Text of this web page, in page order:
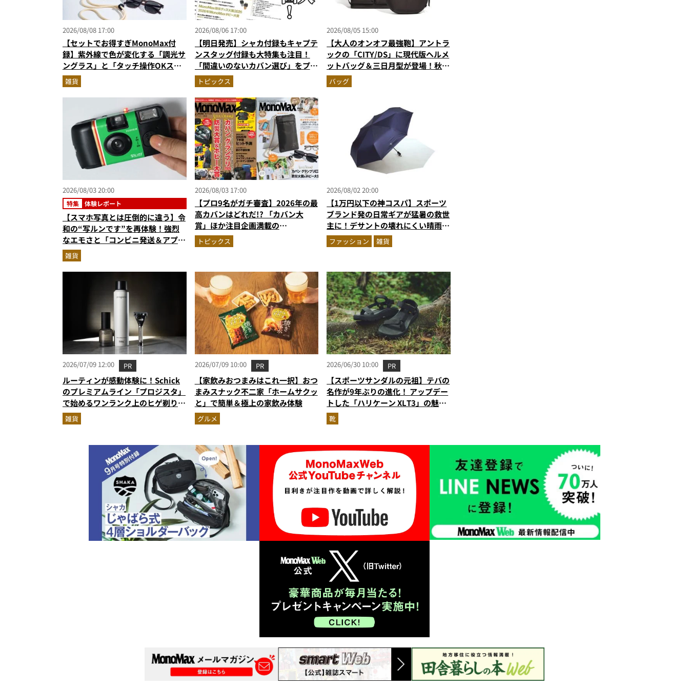
2026/08/08 17:00
【セットでお得すぎMonoMax付
録】紫外線で色が変化する「調光サ
ングラス」と「タッチ操作OKスマ
ホポーチ」の豪華セットが登場！
雑貨
2026/08/06 17:00
【明日発売】シャカ付録もキャプテ
ンスタッグ付録も大特集も注目！
「間違いのないカバン選び」をプロ
がジャッジ・MonoMax9月号の目
次を公開
トピックス
2026/08/05 15:00
【大人のオンオフ最強鞄】アントラ
ックの「CITY/DS」に現代版ヘルメ
ットバッグ＆三日月型が登場！秋服
に絶対合う新色モールブラウンが傑
作
バッグ
2026/08/03 20:00
特集 体験レポート
【スマホ写真とは圧倒的に違う】令
和の“写ルンです”を再体験！強烈
なエモさと「コンビニ発送＆アプリ
受け取り」が唯一無二で楽しすぎた
雑貨
2026/08/03 17:00
【プロ9名がガチ審査】2026年の最
高カバンはどれだ!? 「カバン大
賞」ほか注目企画満載の
MonoMax9月号＆増刊の表紙を速
報
トピックス
2026/08/02 20:00
【1万円以下の神コスパ】スポーツ
ブランド発の日常ギアが猛暑の救世
主に！デサントの壊れにくい晴雨兼
用傘ほかを徹底解説
ファッション 雑貨
2026/07/09 12:00 PR
ルーティンが感動体験に！Schick
のプレミアムライン「プロジスタ」
で始めるワンランク上のヒゲ剃り習
慣
雑貨
2026/07/09 10:00 PR
【家飲みおつまみはこれ一択】おつ
まみスナック不二家「ホームサクッ
と」で簡単＆極上の家飲み体験
グルメ
2026/06/30 10:00 PR
【スポーツサンダルの元祖】テバの
名作が9年ぶりの進化！ アップデー
トした「ハリケーン XLT3」の魅力
を識者があらゆる角度から徹底解
説！
靴